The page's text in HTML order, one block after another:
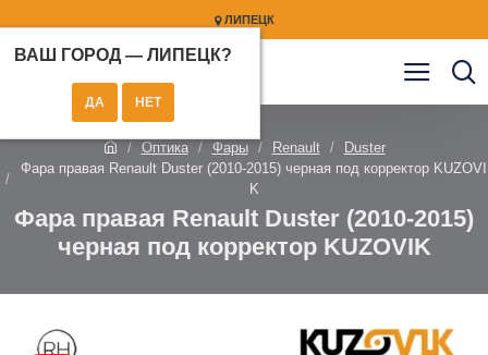
ЛИПЕЦК
ВАШ ГОРОД — ЛИПЕЦК?
Оптика Фары Renault
Duster
Фара правая Renault Duster (2010-2015) черная под корректор KUZOVI
K
Фара правая Renault Duster (2010-2015)
черная под корректор KUZOVIK